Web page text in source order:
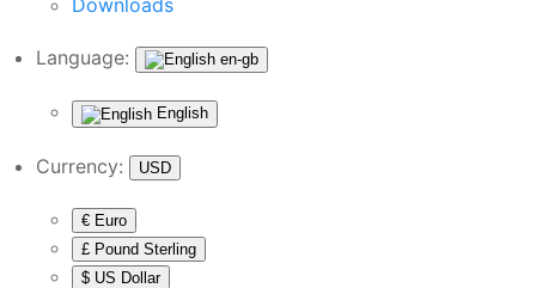
Downloads
Language: en-gb
English
Currency: USD
€ Euro
£ Pound Sterling
$ US Dollar